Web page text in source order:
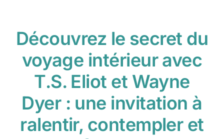
Découvrez le secret du
voyage intérieur avec
T.S. Eliot et Wayne
Dyer : une invitation à
ralentir, contempler et